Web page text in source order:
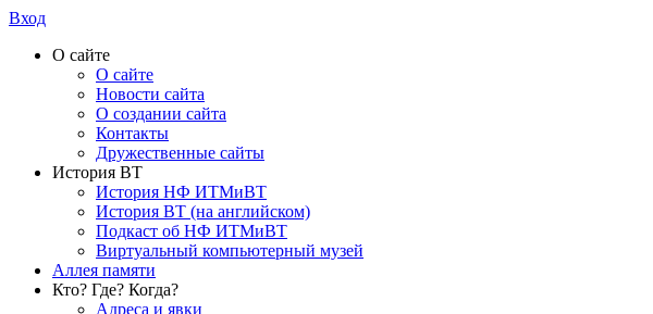
Вход
О сайте
О сайте
Новости сайта
О создании сайта
Контакты
Дружественные сайты
История ВТ
История НФ ИТМиВТ
История ВТ (на английском)
Подкаст об НФ ИТМиВТ
Виртуальный компьютерный музей
Аллея памяти
Кто? Где? Когда?
Адреса и явки